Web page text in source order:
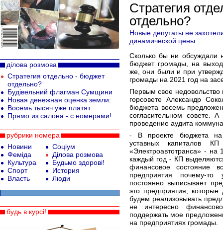
Стратегия
отдельно?
Новые депутаты не
динамической цены
Сколько бы ни обсуждали
бюджет громады, на
же, они были и при
громады на 2021 год на
Первым свое
горсовете Александр
бюджета восемь
согласительном совете.
проведение аудита
- В проекте бюджета на
уставных капиталов
«Электроавтотранса» - на
каждый год - КП
финансовое состояние
предприятия почему-
постоянно выписывает
это предприятия,
будем реализовывать
не интересно
поддержать мое
на предприятиях громады.
ділова розмова
Стратегия отдельно - бюджет
отдельно?
Будівельний флагман Сумщини
Новая денежная оценка земли:
Восемь тысяч уже платят
Прямо из салона - с номерами!
рубрики номера
Новини
Феміда
Культура
Спорт
Власть
Соціум
Ділова розмова
Будьмо здорові!
История
Люди
будь в курсі!